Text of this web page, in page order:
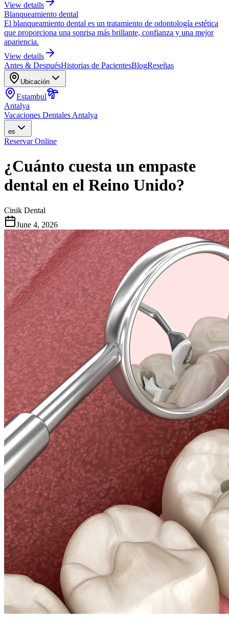
View details
Blanqueamiento dental
El blanqueamiento dental es un tratamiento de odontología estética
que proporciona una sonrisa más brillante, confianza y una mejor
apariencia.
View details
Antes & DespuésHistorias de PacientesBlogReseñas
Ubicación
Estambul
Antalya
Vacaciones Dentales Antalya
es
Reservar Online
¿Cuánto cuesta un empaste
dental en el Reino Unido?
Cinik Dental
June 4, 2026